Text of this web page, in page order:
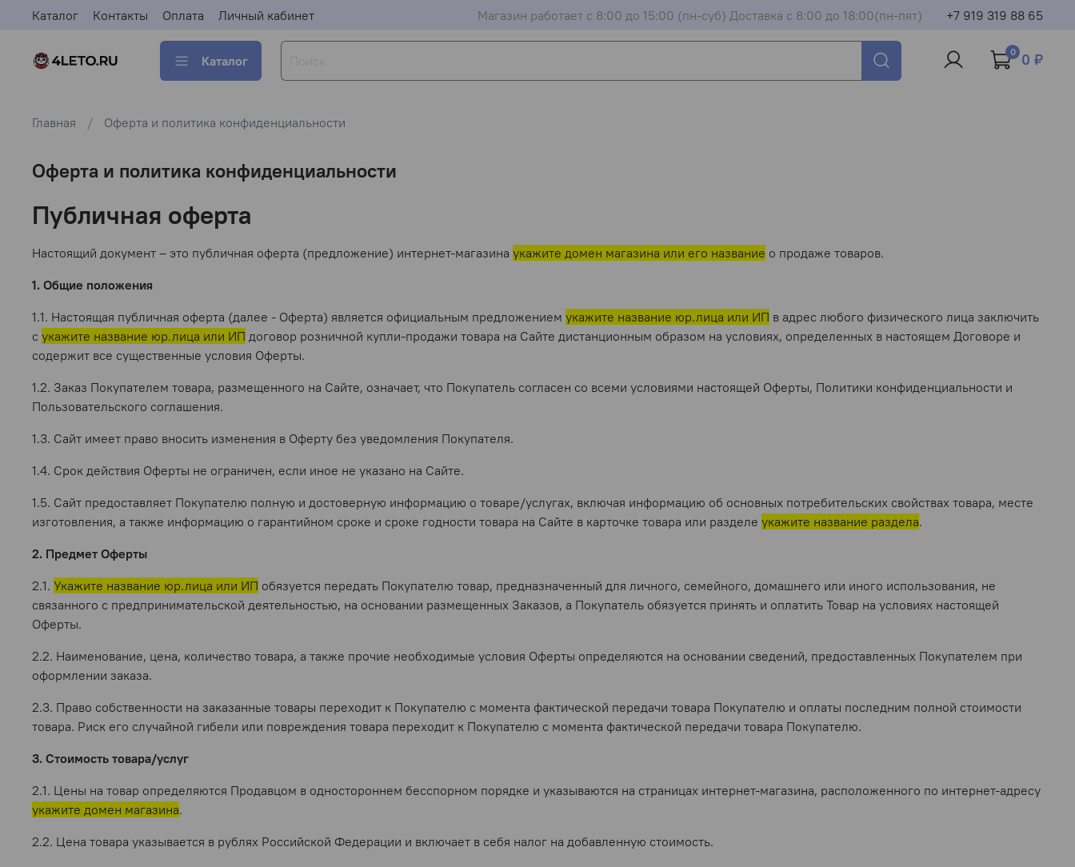
Каталог Контакты Оплата Личный кабинет Магазин работает с 8:00 до 15:00 (пн-суб) Доставка с 8:00 до 18:00(пн-пят) +7 919 319 88 65
Каталог
0 0 ₽
Главная Оферта и политика конфиденциальности
Оферта и политика конфиденциальности
Публичная оферта
Настоящий документ – это публичная оферта (предложение) интернет-магазина укажите домен магазина или его название о продаже товаров.
1. Общие положения
1.1. Настоящая публичная оферта (далее - Оферта) является официальным предложением укажите название юр.лица или ИП в адрес любого физического лица заключить
с укажите название юр.лица или ИП договор розничной купли-продажи товара на Сайте дистанционным образом на условиях, определенных в настоящем Договоре и
содержит все существенные условия Оферты.
1.2. Заказ Покупателем товара, размещенного на Сайте, означает, что Покупатель согласен со всеми условиями настоящей Оферты, Политики конфиденциальности и
Пользовательского соглашения.
1.3. Сайт имеет право вносить изменения в Оферту без уведомления Покупателя.
1.4. Срок действия Оферты не ограничен, если иное не указано на Сайте.
1.5. Сайт предоставляет Покупателю полную и достоверную информацию о товаре/услугах, включая информацию об основных потребительских свойствах товара, месте
изготовления, а также информацию о гарантийном сроке и сроке годности товара на Сайте в карточке товара или разделе укажите название раздела.
2. Предмет Оферты
2.1. Укажите название юр.лица или ИП обязуется передать Покупателю товар, предназначенный для личного, семейного, домашнего или иного использования, не
связанного с предпринимательской деятельностью, на основании размещенных Заказов, а Покупатель обязуется принять и оплатить Товар на условиях настоящей
Оферты.
2.2. Наименование, цена, количество товара, а также прочие необходимые условия Оферты определяются на основании сведений, предоставленных Покупателем при
оформлении заказа.
2.3. Право собственности на заказанные товары переходит к Покупателю с момента фактической передачи товара Покупателю и оплаты последним полной стоимости
товара. Риск его случайной гибели или повреждения товара переходит к Покупателю с момента фактической передачи товара Покупателю.
3. Стоимость товара/услуг
2.1. Цены на товар определяются Продавцом в одностороннем бесспорном порядке и указываются на страницах интернет-магазина, расположенного по интернет-адресу
укажите домен магазина.
2.2. Цена товара указывается в рублях Российской Федерации и включает в себя налог на добавленную стоимость.